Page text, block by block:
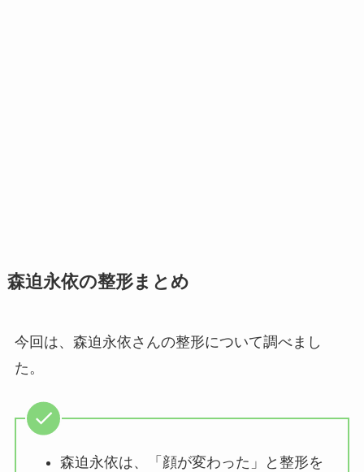
森迫永依の整形まとめ
今回は、森迫永依さんの整形について調べまし
た。
森迫永依は、「顔が変わった」と整形を